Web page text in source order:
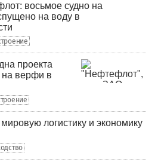
восьмое судно на
на воду в
проекта
верфи в
логистику и экономику